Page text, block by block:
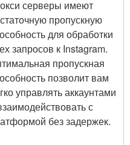
серверы имеют
пропускную
для обработки
запросов к Instagram.
пропускная
позволит вам
управлять аккаунтами
с
без задержек.